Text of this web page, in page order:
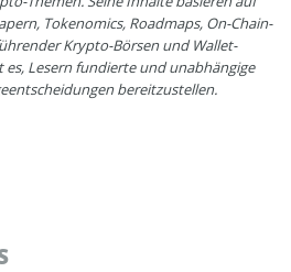
Tokenomics, Roadmaps, On-Chain-
Krypto-Börsen und Wallet-
es, Lesern fundierte und unabhängige
bereitzustellen.